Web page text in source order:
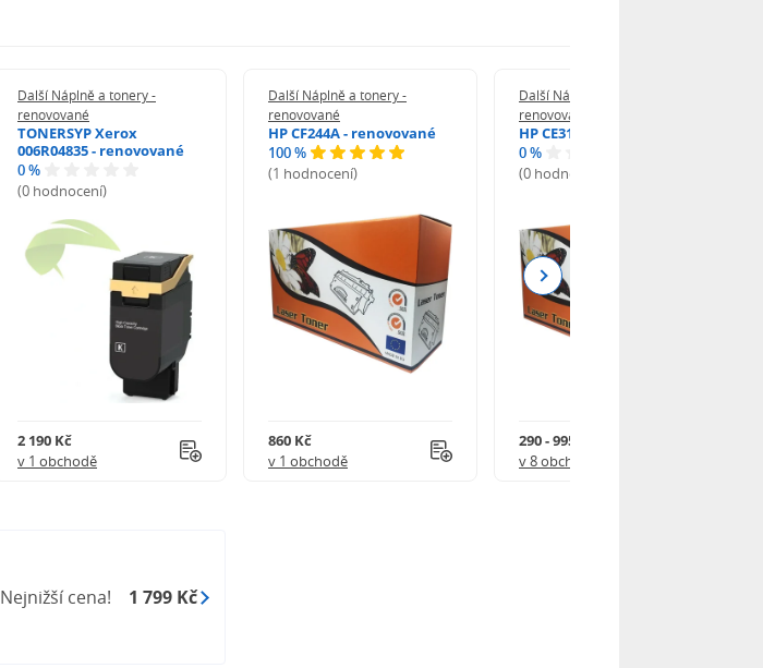
Další Náplně a tonery -
renovované
TONERSYP Xerox
006R04835 - renovované
0 %
(0 hodnocení)
2 190 Kč
v 1 obchodě
Další Náplně a tonery -
renovované
HP CF244A - renovované
100 %
(1 hodnocení)
860 Kč
v 1 obchodě
Další Náplně a tonery -
renovované
HP CE312A - renovované
0 %
(0 hodnocení)
290 - 995 Kč
v 8 obchodech
Next
Nejnižší cena! 1 799 Kč